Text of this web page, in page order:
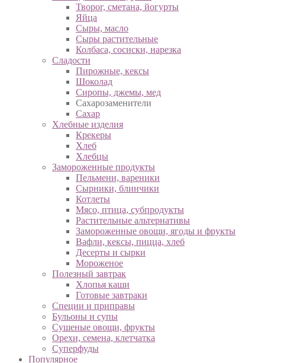
Творог, сметана, йогурты
Яйца
Сыры, масло
Сыры растительные
Колбаса, сосиски, нарезка
Сладости
Пирожные, кексы
Шоколад
Сиропы, джемы, мед
Сахарозаменители
Сахар
Хлебные изделия
Крекеры
Хлеб
Хлебцы
Замороженные продукты
Пельмени, вареники
Сырники, блинчики
Котлеты
Мясо, птица, субпродукты
Растительные альтернативы
Замороженные овощи, ягоды и фрукты
Вафли, кексы, пицца, хлеб
Десерты и сырки
Мороженое
Полезный завтрак
Хлопья каши
Готовые завтраки
Специи и приправы
Бульоны и супы
Сушеные овощи, фрукты
Орехи, семена, клетчатка
Суперфуды
Популярное